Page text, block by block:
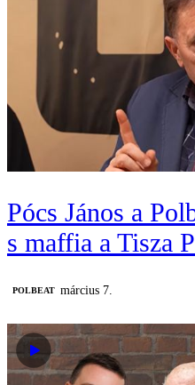
Pócs János a
s maffia a Tisza
‎POLBEAT március 7.